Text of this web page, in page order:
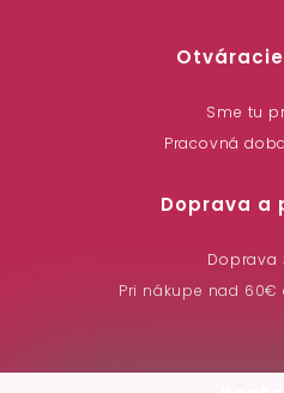
Sme tu
Pracovná
Doprava a
Doprava
Pri nákupe nad